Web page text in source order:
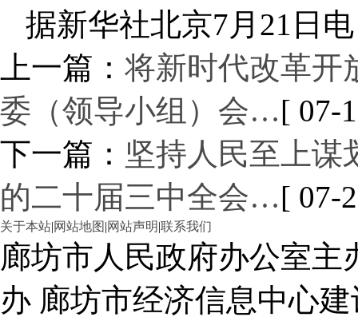
据新华社北京7月21日电
上一篇： 将新时代改革
委（领导小组）会…[ 07-
下一篇： 坚持人民至上
的二十届三中全会…[ 07-
关于本站|网站地图 |网站声明|联系我们
廊坊市人民政府办公室
办 廊坊市经济信息中心建